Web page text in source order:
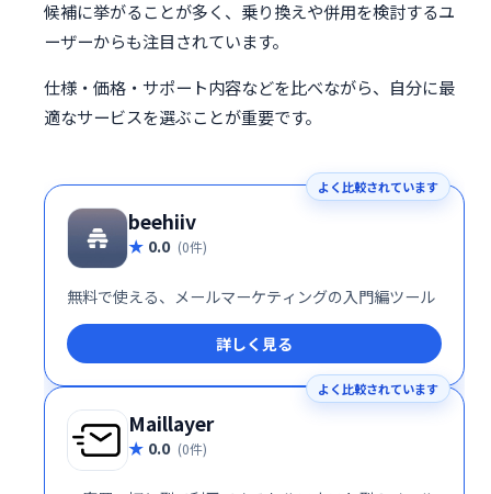
候補に挙がることが多く、乗り換えや併用を検討するユ
ーザーからも注目されています。
仕様・価格・サポート内容などを比べながら、自分に最
適なサービスを選ぶことが重要です。
よく比較されています
beehiiv
0.0 (0件)
無料で使える、メールマーケティングの入門編ツール
詳しく見る
よく比較されています
Maillayer
0.0 (0件)